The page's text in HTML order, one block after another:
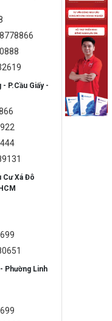
P.Cầu Giấy -
Cư Xá Đô
Phường Linh